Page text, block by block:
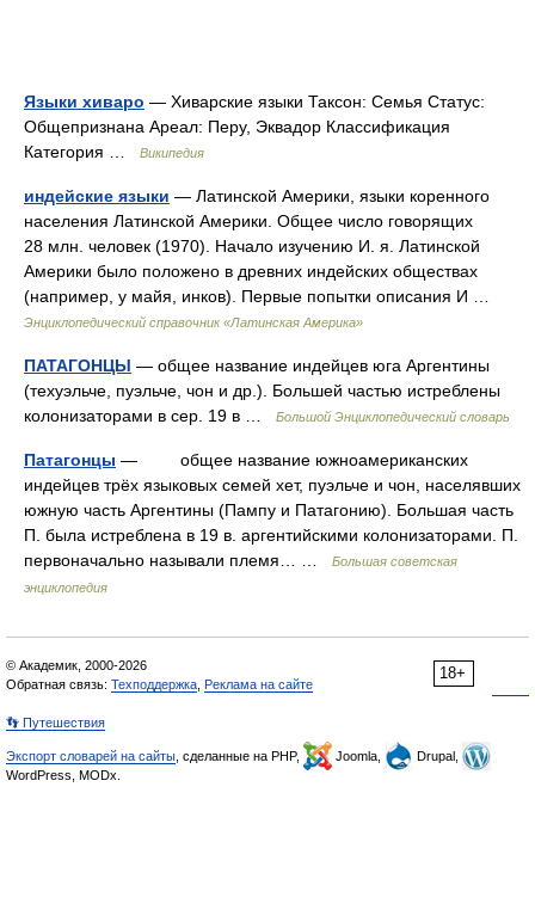
Языки хиваро — Хиварские языки Таксон: Семья Статус:
Общепризнана Ареал: Перу, Эквадор Классификация
Категория …
Википедия
индейские языки — Латинской Америки, языки коренного
населения Латинской Америки. Общее число говорящих
28 млн. человек (1970). Начало изучению И. я. Латинской
Америки было положено в древних индейских обществах
(например, у майя, инков). Первые попытки описания И …
Энциклопедический справочник «Латинская Америка»
ПАТАГОНЦЫ — общее название индейцев юга Аргентины
(техуэльче, пуэльче, чон и др.). Большей частью истреблены
колонизаторами в сер. 19 в …
Большой Энциклопедический словарь
Патагонцы — общее название южноамериканских
индейцев трёх языковых семей хет, пуэльче и чон, населявших
южную часть Аргентины (Пампу и Патагонию). Большая часть
П. была истреблена в 19 в. аргентийскими колонизаторами. П.
первоначально называли племя… …
Большая советская
энциклопедия
18+
© Академик, 2000-2026
Обратная связь: Техподдержка Реклама на сайте
👣 Путешествия
Экспорт словарей на сайты , сделанные на PHP, Joomla,
Drupal,
WordPress, MODx.